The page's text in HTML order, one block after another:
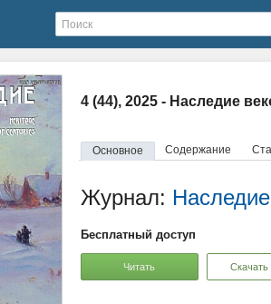
4 (44), 2025 - Наследие
Основное Содержание
Журнал:
Бесплатный доступ
Читать Скачать